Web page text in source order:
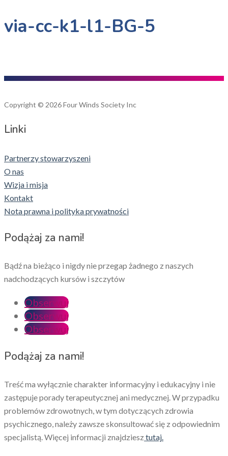
via-cc-k1-l1-BG-5
Copyright © 2026 Four Winds Society Inc
Linki
Partnerzy stowarzyszeni
O nas
Wizja i misja
Kontakt
Nota prawna i polityka prywatności
Podążaj za nami!
Bądź na bieżąco i nigdy nie przegap żadnego z naszych
nadchodzących kursów i szczytów
Obserwuj
Obserwuj
Obserwuj
Podążaj za nami!
Treść ma wyłącznie charakter informacyjny i edukacyjny i nie
zastępuje porady terapeutycznej ani medycznej. W przypadku
problemów zdrowotnych, w tym dotyczących zdrowia
psychicznego, należy zawsze skonsultować się z odpowiednim
specjalistą. Więcej informacji znajdziesz tutaj.